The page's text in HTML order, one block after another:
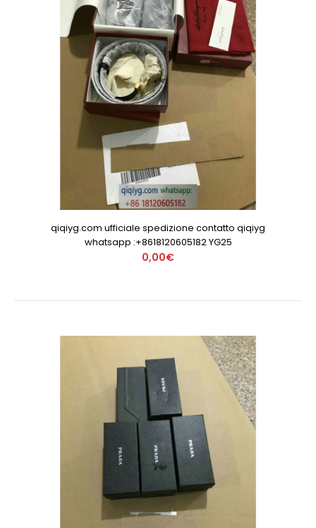
qiqiyg.com ufficiale spedizione contatto qiqiyg
whatsapp :+8618120605182 YG25
0,00€